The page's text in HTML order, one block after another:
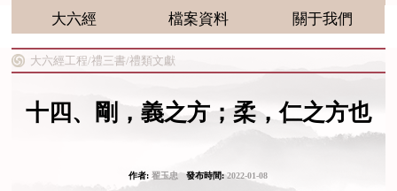
大六經
檔案資料 關于我們
大六經工程/禮三書/禮類文獻
十四、剛，義之方；柔，仁之方也
作者:翟玉忠發布時間:2022-01-08